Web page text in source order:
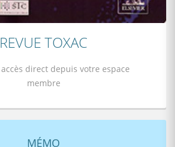
REVUE TOXAC
accès direct depuis votre espace
membre
MÉMO